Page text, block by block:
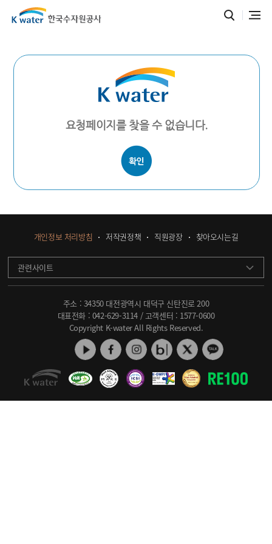
요청페이지를 찾을 수 없습니다.
개인정보 처리방침 저작권정책 직원광장 찾아오시는길
관련사이트
주소 : 34350 대전광역시 대덕구 신탄진로 200
대표전화 : 042-629-3114 / 고객센터 : 1577-0600
Copyright K-water All Rights Reserved.